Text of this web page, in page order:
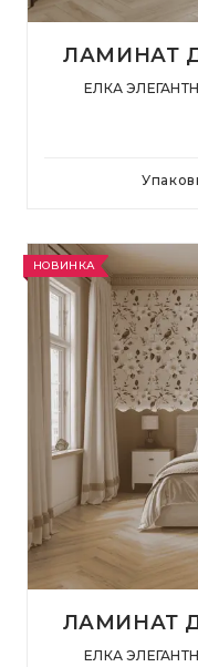
ЛАМИНАТ
ЕЛКА
НОВИНКА
ЛАМИНАТ
ЕЛКА